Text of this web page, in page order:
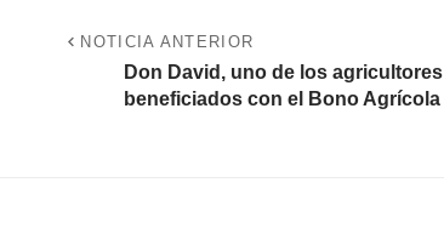
NOTICIA ANTERIOR
Don David, uno de los agricultores
beneficiados con el Bono Agrícola